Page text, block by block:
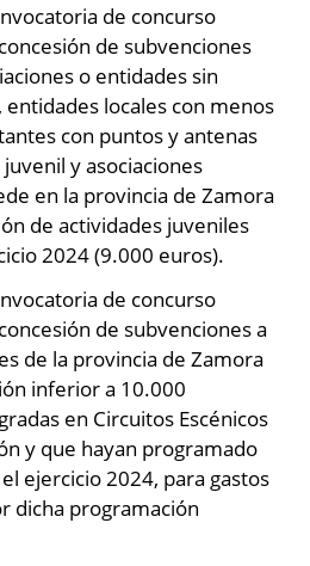
de concurso
de subvenciones
o entidades sin
locales con menos
con puntos y antenas
y asociaciones
en la provincia de Zamora
de actividades juveniles
2024 (9.000 euros).
de concurso
de subvenciones a
de la provincia de Zamora
inferior a 10.000
en Circuitos Escénicos
y que hayan programado
ejercicio 2024, para gastos
dicha programación